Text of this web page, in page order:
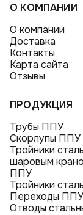
О КОМПАНИИ
О компании
Доставка
Контакты
Карта сайта
Отзывы
ПРОДУКЦИЯ
Трубы ППУ
Скорлупы ППУ
Тройники
шаровым
ППУ
Тройники
Переходы ППУ
Отводы